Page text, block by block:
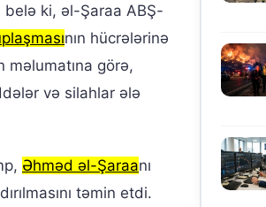
belə ki, əl-Şaraa ABŞ-
nın hücrələrinə
məlumatına görə,
və silahlar ələ
Əhməd əl-Şaraanı
təmin etdi.